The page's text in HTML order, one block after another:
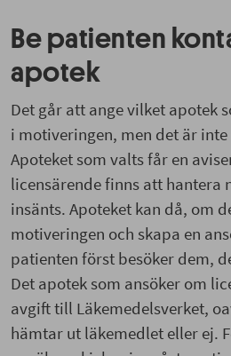
Be patienten
apotek
Det går att ange vilket apotek
i motiveringen, men det är
Apoteket som valts får en
licensärende finns att hantera
insänts. Apoteket kan då, om
motiveringen och skapa en
patienten först besöker dem,
Det apotek som ansöker om
avgift till Läkemedelsverket,
hämtar ut läkemedlet eller ej.